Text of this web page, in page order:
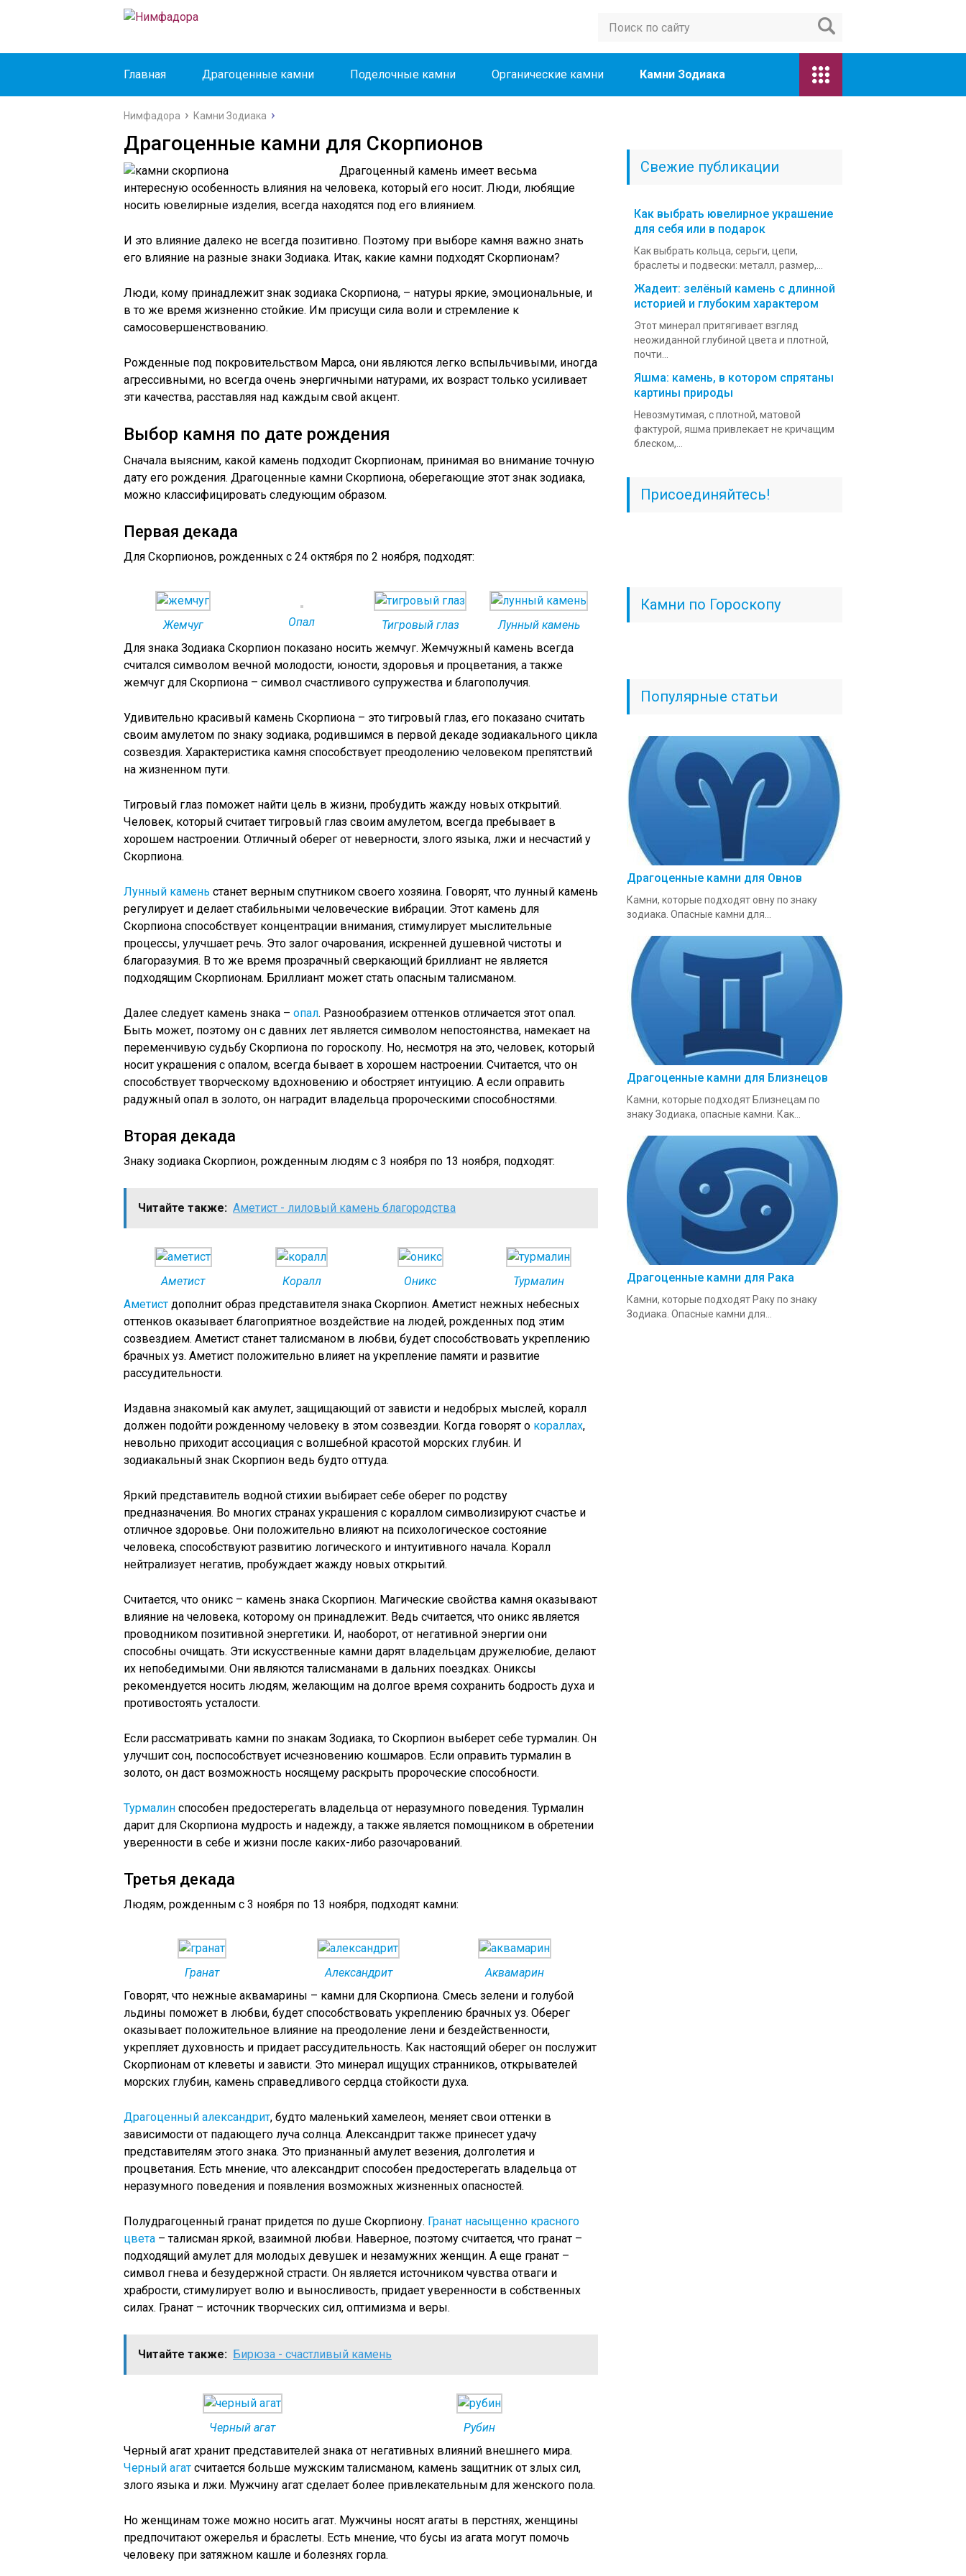
Главная Драгоценные камни Поделочные камни Органические камни Камни Зодиака
Нимфадора Камни Зодиака
Драгоценные камни для Скорпионов
Драгоценный камень имеет весьма
интересную особенность влияния на человека, который его носит. Люди, любящие
носить ювелирные изделия, всегда находятся под его влиянием.
И это влияние далеко не всегда позитивно. Поэтому при выборе камня важно знать
его влияние на разные знаки Зодиака. Итак, какие камни подходят Скорпионам?
Люди, кому принадлежит знак зодиака Скорпиона, – натуры яркие, эмоциональные, и
в то же время жизненно стойкие. Им присущи сила воли и стремление к
самосовершенствованию.
Рожденные под покровительством Марса, они являются легко вспыльчивыми, иногда
агрессивными, но всегда очень энергичными натурами, их возраст только усиливает
эти качества, расставляя над каждым свой акцент.
Выбор камня по дате рождения
Сначала выясним, какой камень подходит Скорпионам, принимая во внимание точную
дату его рождения. Драгоценные камни Скорпиона, оберегающие этот знак зодиака,
можно классифицировать следующим образом.
Первая декада
Для Скорпионов, рожденных с 24 октября по 2 ноября, подходят:
Жемчуг Опал Тигровый глаз
Лунный камень
Для знака Зодиака Скорпион показано носить жемчуг. Жемчужный камень всегда
считался символом вечной молодости, юности, здоровья и процветания, а также
жемчуг для Скорпиона – символ счастливого супружества и благополучия.
Удивительно красивый камень Скорпиона – это тигровый глаз, его показано считать
своим амулетом по знаку зодиака, родившимся в первой декаде зодиакального цикла
созвездия. Характеристика камня способствует преодолению человеком препятствий
на жизненном пути.
Тигровый глаз поможет найти цель в жизни, пробудить жажду новых открытий.
Человек, который считает тигровый глаз своим амулетом, всегда пребывает в
хорошем настроении. Отличный оберег от неверности, злого языка, лжи и несчастий у
Скорпиона.
Лунный камень станет верным спутником своего хозяина. Говорят, что лунный камень
регулирует и делает стабильными человеческие вибрации. Этот камень для
Скорпиона способствует концентрации внимания, стимулирует мыслительные
процессы, улучшает речь. Это залог очарования, искренней душевной чистоты и
благоразумия. В то же время прозрачный сверкающий бриллиант не является
подходящим Скорпионам. Бриллиант может стать опасным талисманом.
Далее следует камень знака – опал. Разнообразием оттенков отличается этот опал.
Быть может, поэтому он с давних лет является символом непостоянства, намекает на
переменчивую судьбу Скорпиона по гороскопу. Но, несмотря на это, человек, который
носит украшения с опалом, всегда бывает в хорошем настроении. Считается, что он
способствует творческому вдохновению и обостряет интуицию. А если оправить
радужный опал в золото, он наградит владельца пророческими способностями.
Вторая декада
Знаку зодиака Скорпион, рожденным людям с 3 ноября по 13 ноября, подходят:
Читайте также: Аметист - лиловый камень благородства
Аметист Коралл Оникс
Турмалин
Аметист дополнит образ представителя знака Скорпион. Аметист нежных небесных
оттенков оказывает благоприятное воздействие на людей, рожденных под этим
созвездием. Аметист станет талисманом в любви, будет способствовать укреплению
брачных уз. Аметист положительно влияет на укрепление памяти и развитие
рассудительности.
Издавна знакомый как амулет, защищающий от зависти и недобрых мыслей, коралл
должен подойти рожденному человеку в этом созвездии. Когда говорят о кораллах,
невольно приходит ассоциация с волшебной красотой морских глубин. И
зодиакальный знак Скорпион ведь будто оттуда.
Яркий представитель водной стихии выбирает себе оберег по родству
предназначения. Во многих странах украшения с кораллом символизируют счастье и
отличное здоровье. Они положительно влияют на психологическое состояние
человека, способствуют развитию логического и интуитивного начала. Коралл
нейтрализует негатив, пробуждает жажду новых открытий.
Считается, что оникс – камень знака Скорпион. Магические свойства камня оказывают
влияние на человека, которому он принадлежит. Ведь считается, что оникс является
проводником позитивной энергетики. И, наоборот, от негативной энергии они
способны очищать. Эти искусственные камни дарят владельцам дружелюбие, делают
их непобедимыми. Они являются талисманами в дальних поездках. Ониксы
рекомендуется носить людям, желающим на долгое время сохранить бодрость духа и
противостоять усталости.
Если рассматривать камни по знакам Зодиака, то Скорпион выберет себе турмалин. Он
улучшит сон, поспособствует исчезновению кошмаров. Если оправить турмалин в
золото, он даст возможность носящему раскрыть пророческие способности.
Турмалин способен предостерегать владельца от неразумного поведения. Турмалин
дарит для Скорпиона мудрость и надежду, а также является помощником в обретении
уверенности в себе и жизни после каких-либо разочарований.
Третья декада
Людям, рожденным с 3 ноября по 13 ноября, подходят камни:
Гранат Александрит
Аквамарин
Говорят, что нежные аквамарины – камни для Скорпиона. Смесь зелени и голубой
льдины поможет в любви, будет способствовать укреплению брачных уз. Оберег
оказывает положительное влияние на преодоление лени и бездейственности,
укрепляет духовность и придает рассудительность. Как настоящий оберег он послужит
Скорпионам от клеветы и зависти. Это минерал ищущих странников, открывателей
морских глубин, камень справедливого сердца стойкости духа.
Драгоценный александрит, будто маленький хамелеон, меняет свои оттенки в
зависимости от падающего луча солнца. Александрит также принесет удачу
представителям этого знака. Это признанный амулет везения, долголетия и
процветания. Есть мнение, что александрит способен предостерегать владельца от
неразумного поведения и появления возможных жизненных опасностей.
Полудрагоценный гранат придется по душе Скорпиону. Гранат насыщенно красного
цвета – талисман яркой, взаимной любви. Наверное, поэтому считается, что гранат –
подходящий амулет для молодых девушек и незамужних женщин. А еще гранат –
символ гнева и безудержной страсти. Он является источником чувства отваги и
храбрости, стимулирует волю и выносливость, придает уверенности в собственных
силах. Гранат – источник творческих сил, оптимизма и веры.
Читайте также: Бирюза - счастливый камень
Черный агат
Рубин
Черный агат хранит представителей знака от негативных влияний внешнего мира.
Черный агат считается больше мужским талисманом, камень защитник от злых сил,
злого языка и лжи. Мужчину агат сделает более привлекательным для женского пола.
Но женщинам тоже можно носить агат. Мужчины носят агаты в перстнях, женщины
предпочитают ожерелья и браслеты. Есть мнение, что бусы из агата могут помочь
человеку при затяжном кашле и болезнях горла.
Свежие публикации
Как выбрать ювелирное украшение
для себя или в подарок
Как выбрать кольца, серьги, цепи,
браслеты и подвески: металл, размер,...
Жадеит: зелёный камень с длинной
историей и глубоким характером
Этот минерал притягивает взгляд
неожиданной глубиной цвета и плотной,
почти...
Яшма: камень, в котором спрятаны
картины природы
Невозмутимая, с плотной, матовой
фактурой, яшма привлекает не кричащим
блеском,...
Присоединяйтесь!
Камни по Гороскопу
Популярные статьи
Драгоценные камни для Овнов
Камни, которые подходят овну по знаку
зодиака. Опасные камни для...
Драгоценные камни для Близнецов
Камни, которые подходят Близнецам по
знаку Зодиака, опасные камни. Как...
Драгоценные камни для Рака
Камни, которые подходят Раку по знаку
Зодиака. Опасные камни для...